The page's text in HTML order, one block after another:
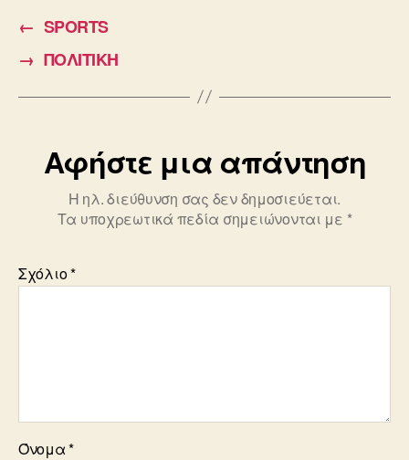
e
b
o
o
← SPORTS
→ ΠΟΛΙΤΙΚΗ
Αφήστε μια απάντηση
Η ηλ. διεύθυνση σας δεν δημοσιεύεται.
Τα υποχρεωτικά πεδία σημειώνονται με *
Σχόλιο*
Όνομα*